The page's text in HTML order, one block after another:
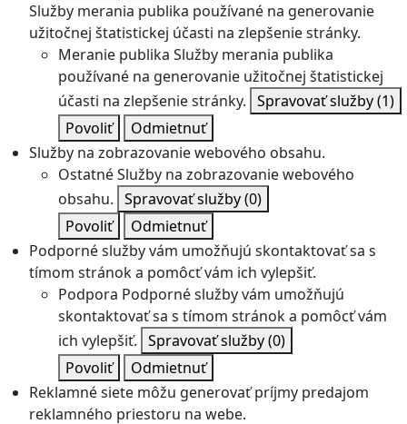
Služby merania publika používané na generovanie
užitočnej štatistickej účasti na zlepšenie stránky.
Meranie publika Služby merania publika
používané na generovanie užitočnej štatistickej
účasti na zlepšenie stránky. Spravovať služby(1)
Povoliť
Odmietnuť
Služby na zobrazovanie webového obsahu.
OstatnéSlužby na zobrazovanie webového
obsahu. Spravovať služby(0)
Povoliť
Odmietnuť
Podporné služby vám umožňujú skontaktovať sa s
tímom stránok a pomôcť vám ich vylepšiť.
Podpora Podporné služby vám umožňujú
skontaktovať sa s tímom stránok a pomôcť vám
ich vylepšiť. Spravovať služby(0)
Povoliť
Odmietnuť
Reklamné siete môžu generovať príjmy predajom
reklamného priestoru na webe.